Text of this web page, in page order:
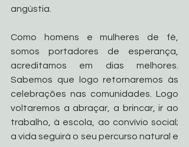
angústia.
Como homens e mulheres de fé,
somos portadores de esperança,
acreditamos em dias melhores.
Sabemos que logo retornaremos às
celebrações nas comunidades. Logo
voltaremos a abraçar, a brincar, ir ao
trabalho, à escola, ao convívio social;
a vida seguirá o seu percurso natural e